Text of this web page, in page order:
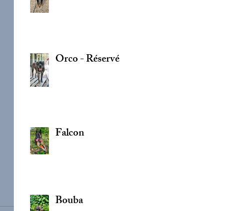
Orco - Réservé
Falcon
Bouba